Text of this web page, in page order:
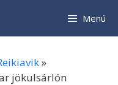
Menú
»
jökulsárlón